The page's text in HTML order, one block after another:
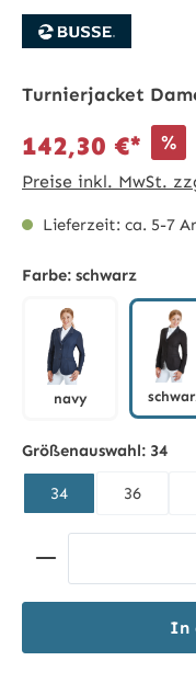
Turnierjacket
142,30 €* %
Preise inkl. MwSt.
Lieferzeit: ca. 5-7
Farbe: schwarz
navy
Größenauswahl: 34
34 36
Produkt Anzahl:
In